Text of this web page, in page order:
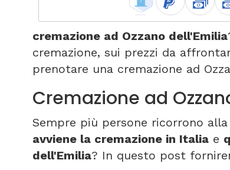
cremazione ad Ozzano dell'Emilia
cremazione, sui prezzi da
prenotare una cremazione ad
Cremazione ad
Sempre più persone ricorrono
avviene la cremazione in Italia e
dell'Emilia? In questo post